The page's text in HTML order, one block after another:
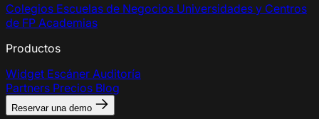
Colegios Escuelas de Negocios Universidades y Centros
de FP Academias
Productos
Widget Escáner Auditoría
Partners Precios Blog
Reservar una demo